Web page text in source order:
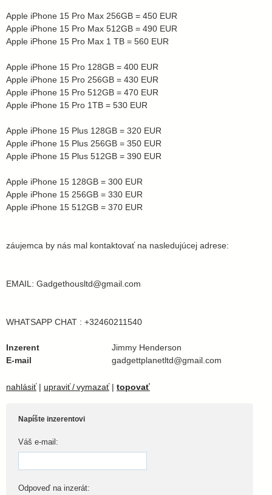
Apple iPhone 15 Pro Max 256GB = 450 EUR
Apple iPhone 15 Pro Max 512GB = 490 EUR
Apple iPhone 15 Pro Max 1 TB = 560 EUR
Apple iPhone 15 Pro 128GB = 400 EUR
Apple iPhone 15 Pro 256GB = 430 EUR
Apple iPhone 15 Pro 512GB = 470 EUR
Apple iPhone 15 Pro 1TB = 530 EUR
Apple iPhone 15 Plus 128GB = 320 EUR
Apple iPhone 15 Plus 256GB = 350 EUR
Apple iPhone 15 Plus 512GB = 390 EUR
Apple iPhone 15 128GB = 300 EUR
Apple iPhone 15 256GB = 330 EUR
Apple iPhone 15 512GB = 370 EUR
záujemca by nás mal kontaktovať na nasledujúcej adrese:
EMAIL: Gadgethousltd@gmail.com
WHATSAPP CHAT : +32460211540
Inzerent
Jimmy Henderson
E-mail
gadgettplanetltd@gmail.com
nahlásiť| upraviť / vymazať| topovať
Napíšte inzerentovi
Váš e-mail:
Odpoveď na inzerát: